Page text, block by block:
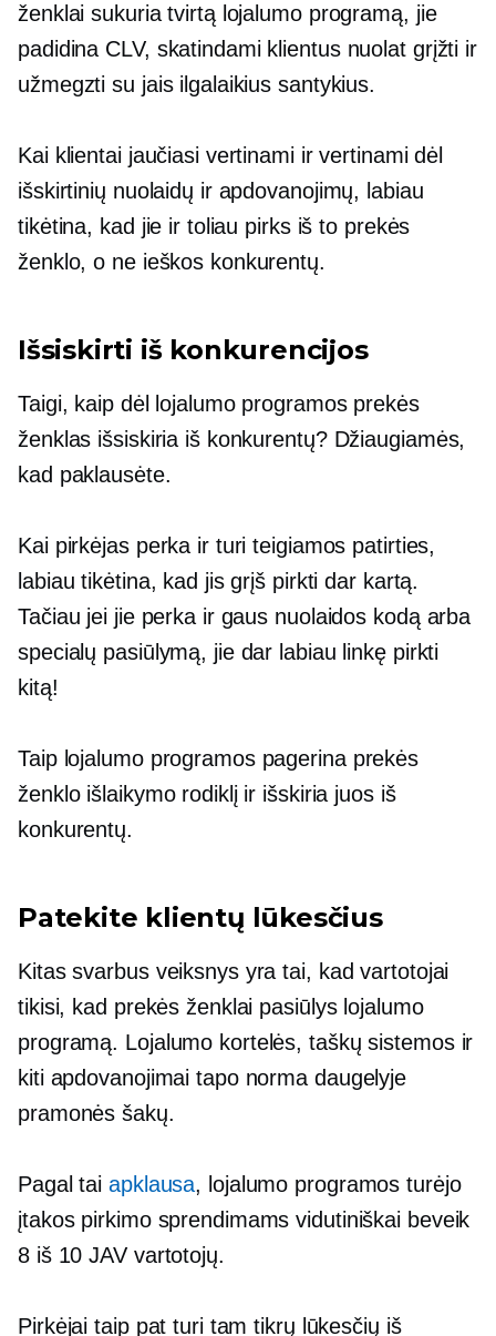
ženklai sukuria tvirtą lojalumo programą, jie
padidina CLV, skatindami klientus nuolat grįžti ir
užmegzti su jais ilgalaikius santykius.
Kai klientai jaučiasi vertinami ir vertinami dėl
išskirtinių nuolaidų ir apdovanojimų, labiau
tikėtina, kad jie ir toliau pirks iš to prekės
ženklo, o ne ieškos konkurentų.
Išsiskirti iš konkurencijos
Taigi, kaip dėl lojalumo programos prekės
ženklas išsiskiria iš konkurentų? Džiaugiamės,
kad paklausėte.
Kai pirkėjas perka ir turi teigiamos patirties,
labiau tikėtina, kad jis grįš pirkti dar kartą.
Tačiau jei jie perka ir gaus nuolaidos kodą arba
specialų pasiūlymą, jie dar labiau linkę pirkti
kitą!
Taip lojalumo programos pagerina prekės
ženklo išlaikymo rodiklį ir išskiria juos iš
konkurentų.
Patekite klientų lūkesčius
Kitas svarbus veiksnys yra tai, kad vartotojai
tikisi, kad prekės ženklai pasiūlys lojalumo
programą. Lojalumo kortelės, taškų sistemos ir
kiti apdovanojimai tapo norma daugelyje
pramonės šakų.
Pagal taiapklausa, lojalumo programos turėjo
įtakos pirkimo sprendimams vidutiniškai beveik
8 iš 10 JAV vartotojų.
Pirkėjai taip pat turi tam tikrų lūkesčių iš